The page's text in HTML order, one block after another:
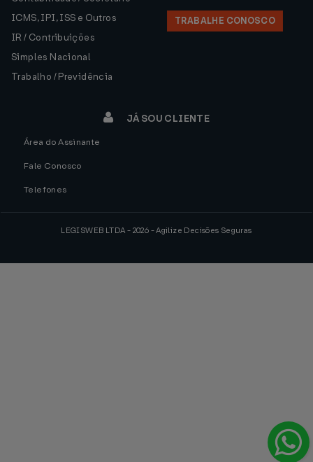
ICMS, IPI, ISS e Outros
IR / Contribuições
Simples Nacional
Trabalho / Previdência
TRABALHE CONOSCO
JÁ SOU CLIENTE
Área do Assinante
Fale Conosco
Telefones
LEGISWEB LTDA - 2026 - Agilize Decisões Seguras